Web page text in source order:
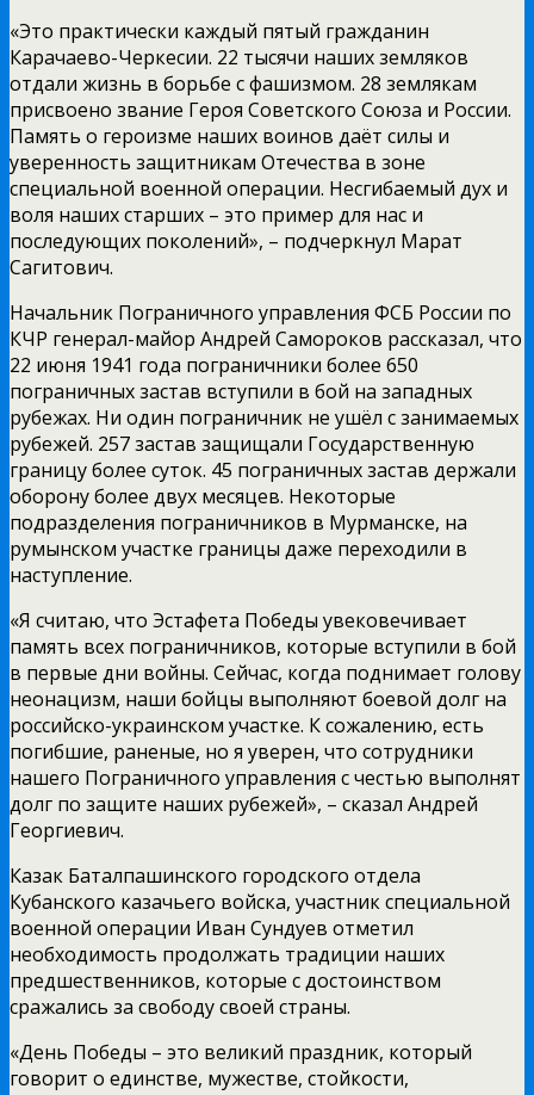
«Это практически каждый пятый гражданин
Карачаево-Черкесии. 22 тысячи наших земляков
отдали жизнь в борьбе с фашизмом. 28 землякам
присвоено звание Героя Советского Союза и России.
Память о героизме наших воинов даёт силы и
уверенность защитникам Отечества в зоне
специальной военной операции. Несгибаемый дух и
воля наших старших – это пример для нас и
последующих поколений», – подчеркнул Марат
Сагитович.
Начальник Пограничного управления ФСБ России по
КЧР генерал-майор Андрей Самороков рассказал, что
22 июня 1941 года пограничники более 650
пограничных застав вступили в бой на западных
рубежах. Ни один пограничник не ушёл с занимаемых
рубежей. 257 застав защищали Государственную
границу более суток. 45 пограничных застав держали
оборону более двух месяцев. Некоторые
подразделения пограничников в Мурманске, на
румынском участке границы даже переходили в
наступление.
«Я считаю, что Эстафета Победы увековечивает
память всех пограничников, которые вступили в бой
в первые дни войны. Сейчас, когда поднимает голову
неонацизм, наши бойцы выполняют боевой долг на
российско-украинском участке. К сожалению, есть
погибшие, раненые, но я уверен, что сотрудники
нашего Пограничного управления с честью выполнят
долг по защите наших рубежей», – сказал Андрей
Георгиевич.
Казак Баталпашинского городского отдела
Кубанского казачьего войска, участник специальной
военной операции Иван Сундуев отметил
необходимость продолжать традиции наших
предшественников, которые с достоинством
сражались за свободу своей страны.
«День Победы – это великий праздник, который
говорит о единстве, мужестве, стойкости,